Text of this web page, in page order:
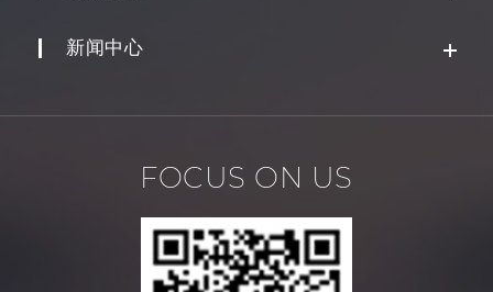
新闻中心
FOCUS ON US